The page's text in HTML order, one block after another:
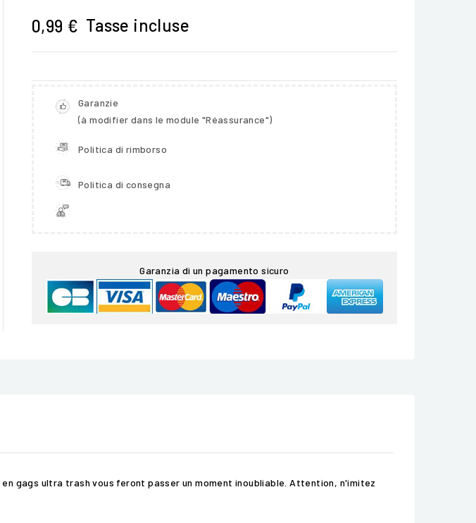
0,99 € Tasse incluse
Garanzie
(à modifier dans le module "Réassurance")
Politica di rimborso
Politica di consegna
Garanzia di un pagamento sicuro
gags ultra trash vous feront passer un moment inoubliable. Attention, n'imitez